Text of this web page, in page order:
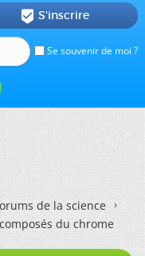
Se souvenir de moi ?
 S'inscrire
de la science
du chrome